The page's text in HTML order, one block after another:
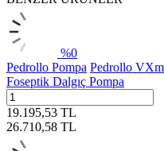
%0
Pedrollo Pompa Pedrollo
Foseptik Dalgıç Pompa
19.195,53 TL
26.710,58 TL